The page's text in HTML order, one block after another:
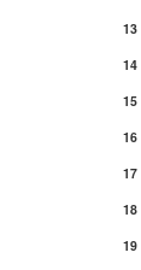
13
14
15
16
17
18
19